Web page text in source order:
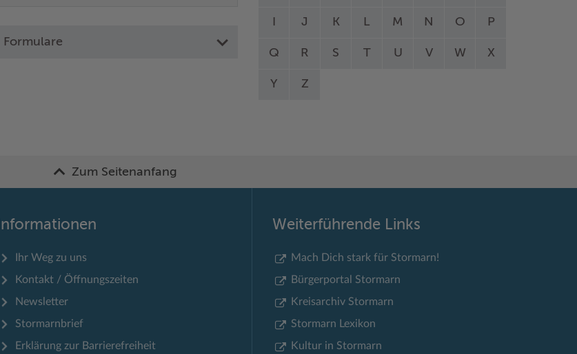
Formulare
J K L M N O P
Q R S T U V W X
Y Z
Zum Seitenanfang
Informationen
Ihr Weg zu uns
Kontakt / Öffnungszeiten
Newsletter
Stormarnbrief
Erklärung zur Barrierefreiheit
Weiterführende Links
Mach Dich stark für Stormarn!
Bürgerportal Stormarn
Kreisarchiv Stormarn
Stormarn Lexikon
Kultur in Stormarn